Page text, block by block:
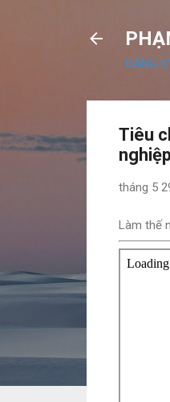
ĐĂNG
Tiêu
tháng 5
Làm thế